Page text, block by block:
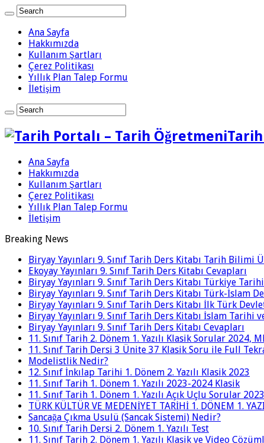
Ana Sayfa
Hakkımızda
Kullanım Şartları
Çerez Politikası
Yıllık Plan Talep Formu
İletişim
Ana Sayfa
Hakkımızda
Kullanım Şartları
Çerez Politikası
Yıllık Plan Talep Formu
İletişim
Breaking News
Biryay Yayınları 9. Sınıf Tarih Ders Kitabı Tarih Bilimi
Ekoyay Yayınları 9. Sınıf Tarih Ders Kitabı Cevapları
Biryay Yayınları 9. Sınıf Tarih Ders Kitabı Türkiye
Biryay Yayınları 9. Sınıf Tarih Ders Kitabı Türk-İslam
Biryay Yayınları 9. Sınıf Tarih Ders Kitabı İlk Türk
Biryay Yayınları 9. Sınıf Tarih Ders Kitabı İslam Tarihi
Biryay Yayınları 9. Sınıf Tarih Ders Kitabı Cevapları
11. Sınıf Tarih 2. Dönem 1. Yazılı Klasik Sorular 2024,
11. Sınıf Tarih Dersi 3 Ünite 37 Klasik Soru ile Full
Modelistlik Nedir?
12. Sınıf İnkılap Tarihi 1. Dönem 2. Yazılı Klasik 2023
11. Sınıf Tarih 1. Dönem 1. Yazılı 2023-2024 Klasik
11. Sınıf Tarih 1. Dönem 1. Yazılı Açık Uçlu Sorular 2023
TÜRK KÜLTÜR VE MEDENİYET TARİHİ 1. DÖNEM 1.
Sancağa Çıkma Usulü (Sancak Sistemi) Nedir?
10. Sınıf Tarih Dersi 2. Dönem 1. Yazılı Test
11. Sınıf Tarih 2. Dönem 1. Yazılı Klasik ve Video